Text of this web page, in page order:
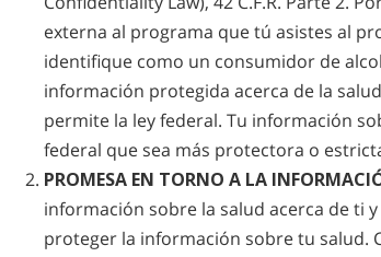
externa al programa que tú asistes al
identifique como un consumidor de
información protegida acerca de la
permite la ley federal. Tu información
federal que sea más protectora o
PROMESA EN TORNO A LA
información sobre la salud acerca de ti
proteger la información sobre tu salud.